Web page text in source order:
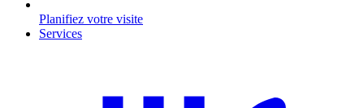
Planifiez votre visite
Services